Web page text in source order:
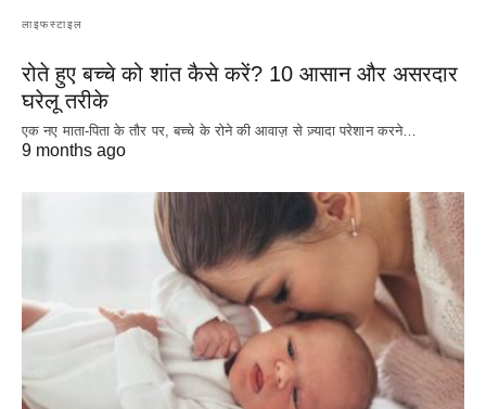
लाइफस्टाइल
रोते हुए बच्चे को शांत कैसे करें? 10 आसान और असरदार
घरेलू तरीके
एक नए माता-पिता के तौर पर, बच्चे के रोने की आवाज़ से ज़्यादा परेशान करने…
9 months ago